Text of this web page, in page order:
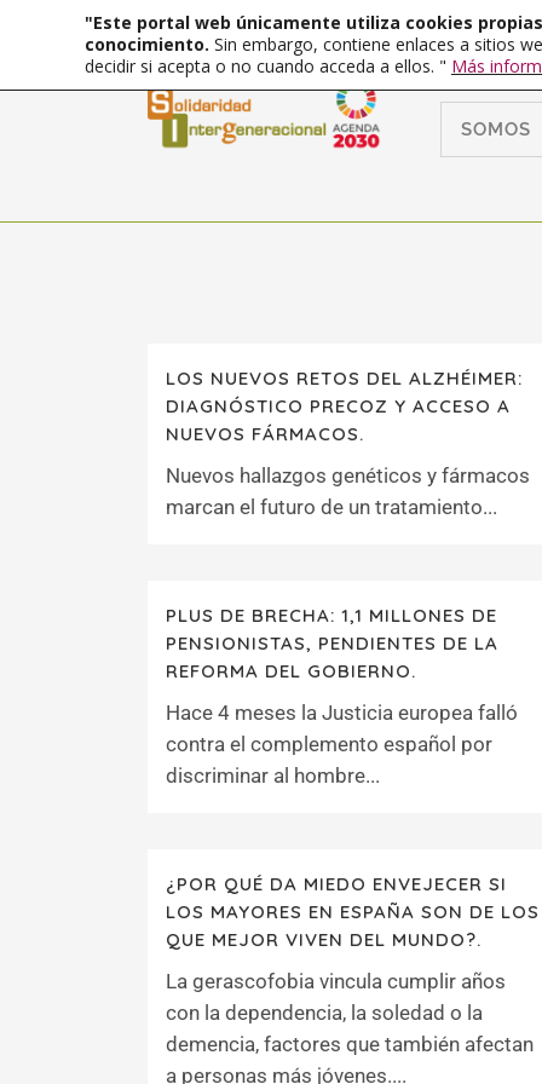
SOMOS
LOS NUEVOS RETOS DEL ALZHÉIMER:
DIAGNÓSTICO PRECOZ Y ACCESO A
NUEVOS FÁRMACOS.
Nuevos hallazgos genéticos y fármacos
marcan el futuro de un tratamiento...
PLUS DE BRECHA: 1,1 MILLONES DE
PENSIONISTAS, PENDIENTES DE LA
REFORMA DEL GOBIERNO.
Hace 4 meses la Justicia europea falló
contra el complemento español por
discriminar al hombre...
¿POR QUÉ DA MIEDO ENVEJECER SI
LOS MAYORES EN ESPAÑA SON DE LOS
QUE MEJOR VIVEN DEL MUNDO?.
La gerascofobia vincula cumplir años
con la dependencia, la soledad o la
demencia, factores que también afectan
a personas más jóvenes....
"Este portal web únicamente utiliza cookies
conocimiento. Sin embargo, contiene enlaces a sitios
decidir si acepta o no cuando acceda a ellos. " Más